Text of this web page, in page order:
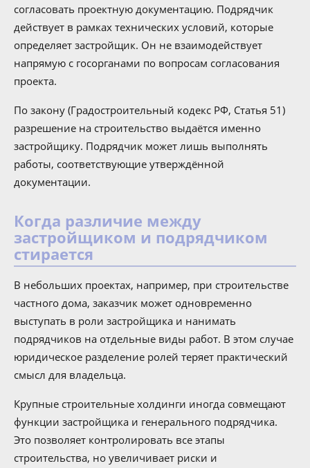
согласовать проектную документацию. Подрядчик
действует в рамках технических условий, которые
определяет застройщик. Он не взаимодействует
напрямую с госорганами по вопросам согласования
проекта.
По закону (Градостроительный кодекс РФ, Статья 51)
разрешение на строительство выдаётся именно
застройщику. Подрядчик может лишь выполнять
работы, соответствующие утверждённой
документации.
Когда различие между
застройщиком и подрядчиком
стирается
В небольших проектах, например, при строительстве
частного дома, заказчик может одновременно
выступать в роли застройщика и нанимать
подрядчиков на отдельные виды работ. В этом случае
юридическое разделение ролей теряет практический
смысл для владельца.
Крупные строительные холдинги иногда совмещают
функции застройщика и генерального подрядчика.
Это позволяет контролировать все этапы
строительства, но увеличивает риски и